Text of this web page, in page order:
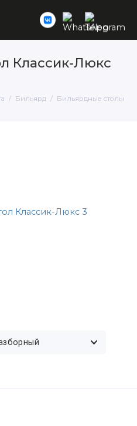
Классик-Люкс
Бильярд Бильярдные столы